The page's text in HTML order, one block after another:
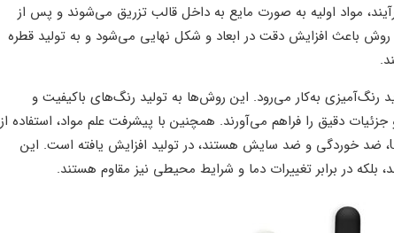
مواد اولیه به‌ صورت مایع به داخل قالب تزریق می‌شوند و پس از
باعث افزایش دقت در ابعاد و شکل نهایی می‌شود و به تولید قطره
رنگ‌آمیزی به‌کار می‌رود. این روش‌ها به تولید رنگ‌های باکیفیت و
دقیق را فراهم می‌آورند. همچنین با پیشرفت علم مواد، استفاده از
پلیمرها و مواد اولیه با کیفیت بالا که دارای خواص ضد UV، ضد خوردگی و ضد سایش هستند، در تولید افزایش یافته است. این
بلکه در برابر تغییرات دما و شرایط محیطی نیز مقاوم هستند.